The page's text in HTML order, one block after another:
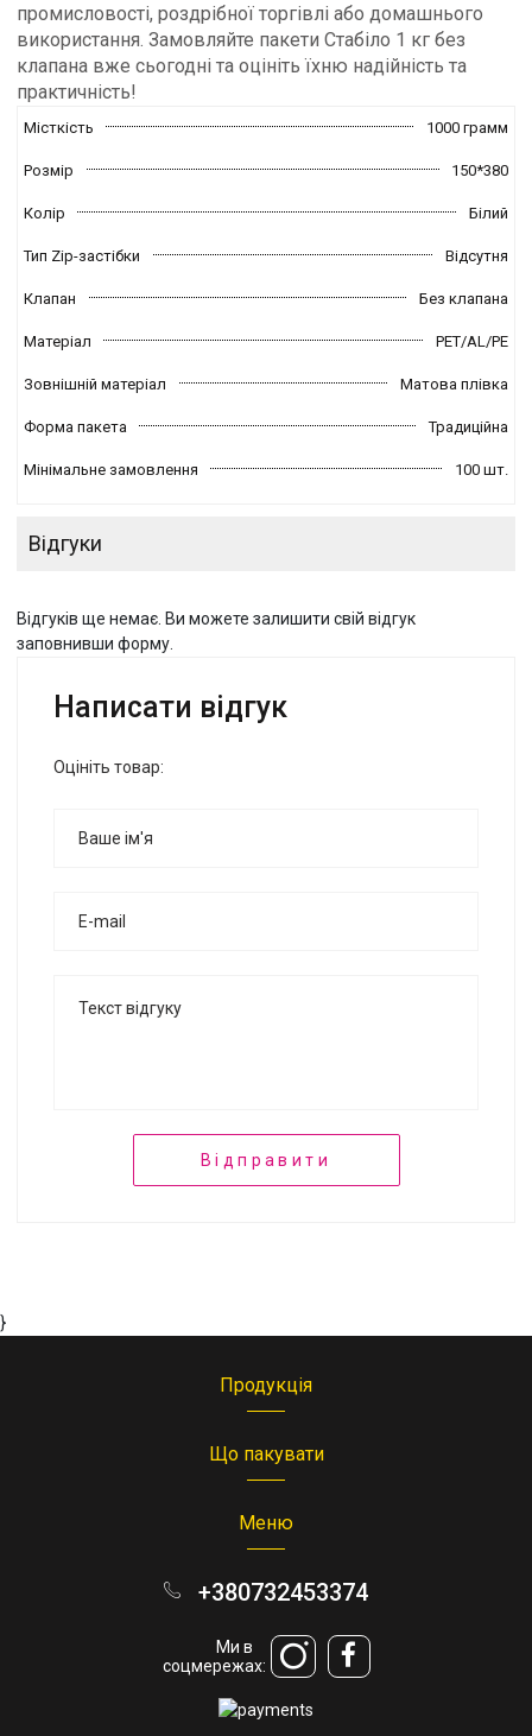
промисловості, роздрібної торгівлі або домашнього
використання. Замовляйте пакети Стабіло 1 кг без
клапана вже сьогодні та оцініть їхню надійність та
практичність!
Місткість 1000 грамм
Розмір 150*380
Колір Білий
Тип Zip-застібки Відсутня
Клапан Без клапана
Матеріал PET/AL/PE
Зовнішній матеріал Матова плівка
Форма пакета Традиційна
Мінімальне замовлення 100 шт.
Відгуки
Відгуків ще немає. Ви можете залишити свій відгук
заповнивши форму.
Написати відгук
Оцініть товар:
Відправити
}
Продукція
Що пакувати
Меню
+380732453374
Ми в
соцмережах: